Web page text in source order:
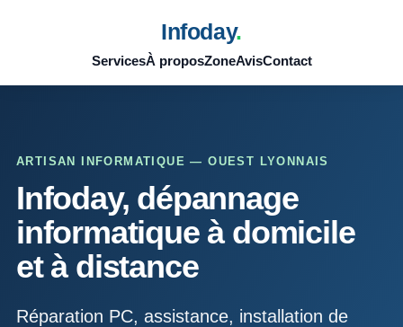
Infoday.
ServicesÀ proposZoneAvisContact
ARTISAN INFORMATIQUE — OUEST LYONNAIS
Infoday, dépannage
informatique à domicile
et à distance
Réparation PC, assistance, installation de